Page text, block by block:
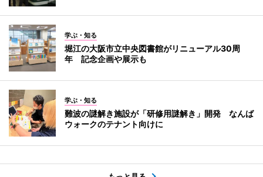
学ぶ・知る
堀江の大阪市立中央図書館がリニューアル30周
年 記念企画や展示も
学ぶ・知る
難波の謎解き施設が「研修用謎解き」開発 なんば
ウォークのテナント向けに